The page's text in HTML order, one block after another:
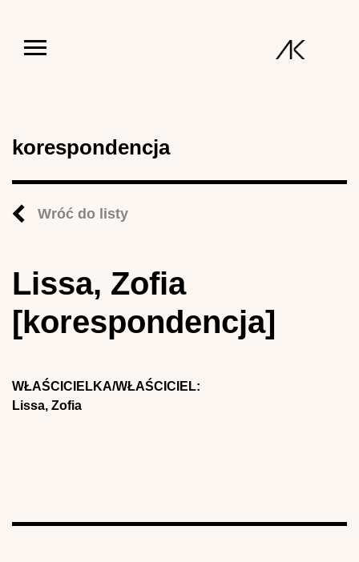
korespondencja
Wróć do listy
Lissa, Zofia
[korespondencja]
WŁAŚCICIELKA/WŁAŚCICIEL:
Lissa, Zofia